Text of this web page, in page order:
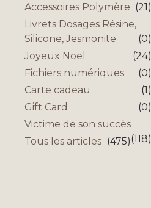
Accessoires Polymère (21)
Livrets Dosages Résine,
Silicone, Jesmonite
(0)
Joyeux Noël
(24)
Fichiers numériques
(0)
Carte cadeau
(1)
Gift Card
(0)
Victime de son succès
(118)
Tous les articles (475)